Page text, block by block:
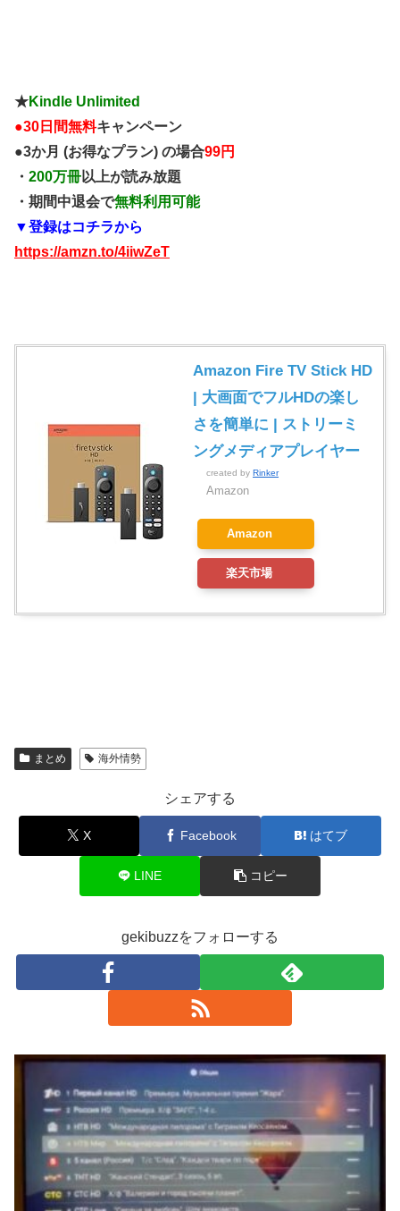
★Kindle Unlimited
●30日間無料キャンペーン
●3か月 (お得なプラン) の場合99円
・ 200万冊以上が読み放題
・期間中退会で無料利用可能
▼登録はコチラから
https://amzn.to/4iiwZeT
Amazon Fire TV Stick HD
| 大画面でフルHDの楽し
さを簡単に | ストリーミ
ングメディアプレイヤー
created by Rinker
Amazon
Amazon
楽天市場
まとめ 海外情勢
シェアする
X Facebook はてブ
LINE コピー
gekibuzzをフォローする